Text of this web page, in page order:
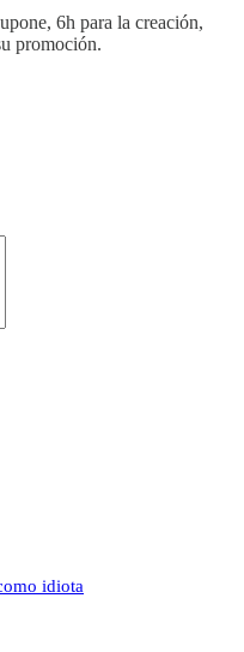
6h para la creación,
promoción.
idiota